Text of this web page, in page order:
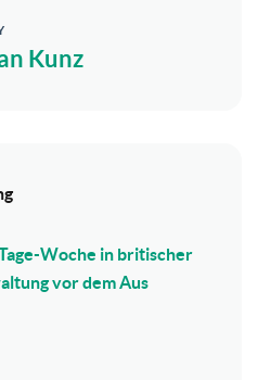
Kunz
Woche in britischer
vor dem Aus